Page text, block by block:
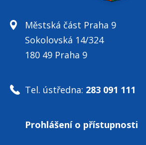
Městská část Praha 9
Sokolovská 14/324
180 49 Praha 9
Tel. ústředna: 283 091 111
Prohlášení o přístupnosti